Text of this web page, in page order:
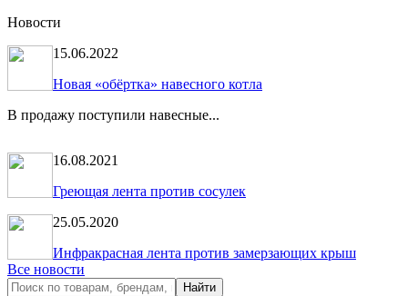
Новости
15.06.2022
Новая «обёртка» навесного котла
В продажу поступили навесные...
16.08.2021
Греющая лента против сосулек
25.05.2020
Инфракрасная лента против замерзающих крыш
Все новости